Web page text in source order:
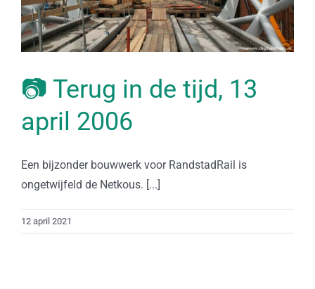
📷 Terug in de tijd, 13
april 2006
Een bijzonder bouwwerk voor RandstadRail is
ongetwijfeld de Netkous. [...]
12 april 2021